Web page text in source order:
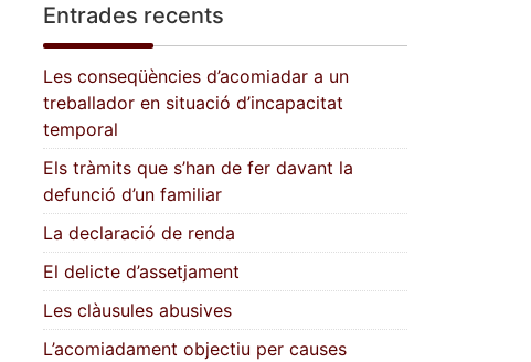
Entrades recents
Les conseqüències d’acomiadar a un
treballador en situació d’incapacitat
temporal
Els tràmits que s’han de fer davant la
defunció d’un familiar
La declaració de renda
El delicte d’assetjament
Les clàusules abusives
L’acomiadament objectiu per causes